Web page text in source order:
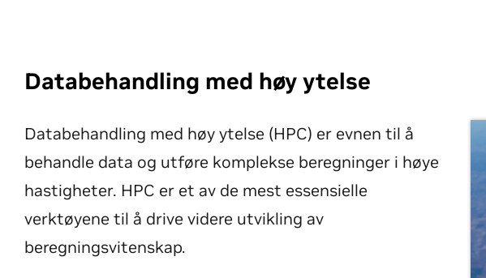
Databehandling med høy ytelse
Databehandling med høy ytelse (HPC) er evnen til å
behandle data og utføre komplekse beregninger i høye
hastigheter. HPC er et av de mest essensielle
verktøyene til å drive videre utvikling av
beregningsvitenskap.